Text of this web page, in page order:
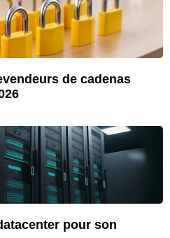
de cadenas
pour son